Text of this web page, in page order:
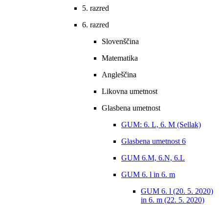
5. razred
6. razred
Slovenščina
Matematika
Angleščina
Likovna umetnost
Glasbena umetnost
GUM: 6. L, 6. M (Sellak)
Glasbena umetnost 6
GUM 6.M, 6.N, 6.L
GUM 6. l in 6. m
GUM 6. l (20. 5. 2020)
in 6. m (22. 5. 2020)